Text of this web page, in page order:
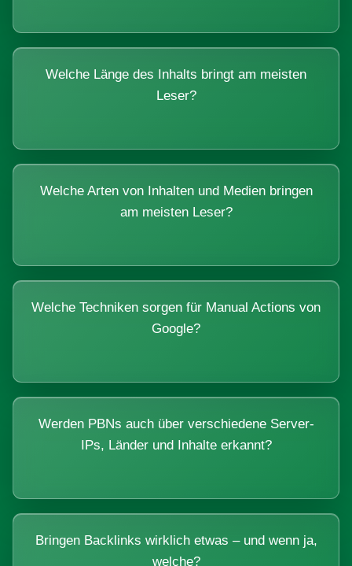
Welche Länge des Inhalts bringt am meisten
Leser?
Welche Arten von Inhalten und Medien bringen
am meisten Leser?
Welche Techniken sorgen für Manual Actions von
Google?
Werden PBNs auch über verschiedene Server-
IPs, Länder und Inhalte erkannt?
Bringen Backlinks wirklich etwas – und wenn ja,
welche?